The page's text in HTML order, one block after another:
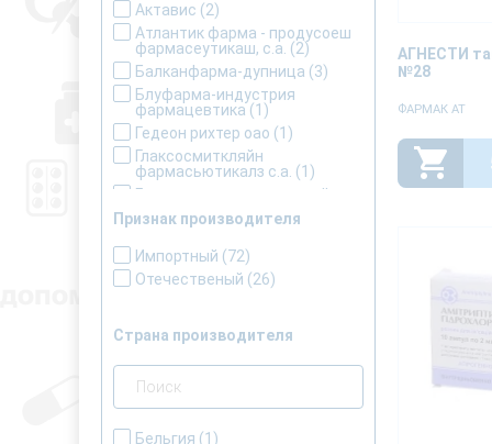
Актавис (2)
Атлантик фарма - продусоеш
фармасеутикаш, с.а. (2)
Балканфарма-дупница (3)
Блуфарма-индустрия
фармацевтика (1)
Гедеон рихтер оао (1)
Глаксосмиткляйн
фармасьютикалз с.а. (1)
Гнцлс исследовательский
Гриндекс ао
Д-р вильмар швабе гмбх и ко
кг(1)
Дженефарм с.а. (3)
Дрегенофарм апотекер(1)
Здоровье народа
Здоровье фармацевтическая
Признак производителя
Импортный (72)
Отечественый (26)
Страна производителя
Бельгия (1)
АГНЕСТИ
№28
ФАРМАК АТ